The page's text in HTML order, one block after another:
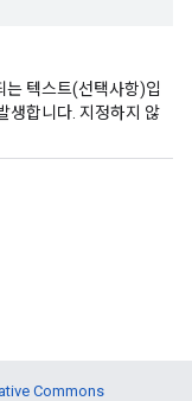
는 텍스트(선택사항)입
생합니다. 지정하지 않
Commons